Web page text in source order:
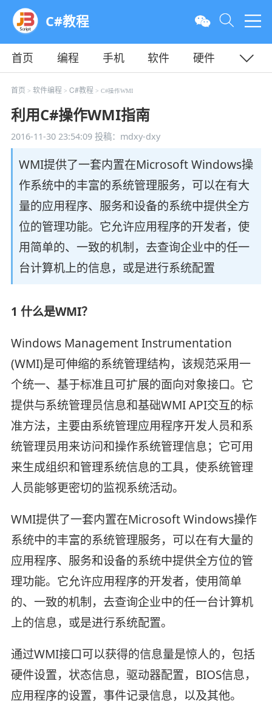
C#教程
首页 编程 手机 软件
硬件
教程
平面 服务器
首页 > 软件编程 > C#教程 > C#操作WMI
利用C#操作WMI指南
2016-11-30 23:54:09投稿：mdxy-dxy
WMI提供了一套内置在Microsoft Windows操
作系统中的丰富的系统管理服务，可以在有大
量的应用程序、服务和设备的系统中提供全方
位的管理功能。它允许应用程序的开发者，使
用简单的、一致的机制，去查询企业中的任一
台计算机上的信息，或是进行系统配置
1 什么是WMI？
Windows Management Instrumentation
(WMI)是可伸缩的系统管理结构，该规范采用一
个统一、基于标准且可扩展的面向对象接口。它
提供与系统管理员信息和基础WMI API交互的标
准方法，主要由系统管理应用程序开发人员和系
统管理员用来访问和操作系统管理信息；它可用
来生成组织和管理系统信息的工具，使系统管理
人员能够更密切的监视系统活动。
WMI提供了一套内置在Microsoft Windows操作
系统中的丰富的系统管理服务，可以在有大量的
应用程序、服务和设备的系统中提供全方位的管
理功能。它允许应用程序的开发者，使用简单
的、一致的机制，去查询企业中的任一台计算机
上的信息，或是进行系统配置。
通过WMI接口可以获得的信息量是惊人的，包括
硬件设置，状态信息，驱动器配置，BIOS信息，
应用程序的设置，事件记录信息，以及其他。